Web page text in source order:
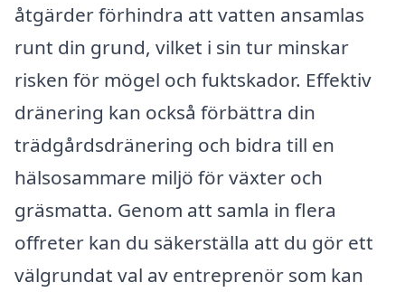
åtgärder förhindra att vatten ansamlas
runt din grund, vilket i sin tur minskar
risken för mögel och fuktskador. Effektiv
dränering kan också förbättra din
trädgårdsdränering och bidra till en
hälsosammare miljö för växter och
gräsmatta. Genom att samla in flera
offreter kan du säkerställa att du gör ett
välgrundat val av entreprenör som kan